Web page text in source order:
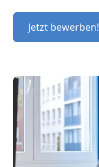
Jetzt bewerben!